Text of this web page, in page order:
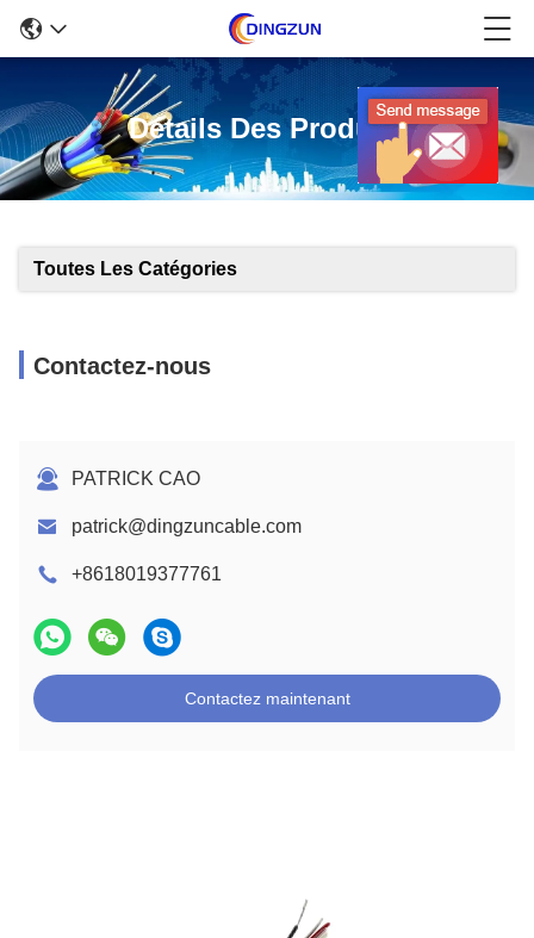
Détails Des Produits
Toutes Les Catégories
Contactez-nous
PATRICK CAO
patrick@dingzuncable.com
+8618019377761
Contactez maintenant